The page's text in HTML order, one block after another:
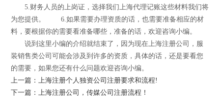
5.财务人员的上岗证，选择我们上海代理记账这些材料我们将
为您提供。 6.如果需要办理资质的话，也需要准备相应的材
料，要根据你的需要看准备哪些，准备的话，欢迎咨询小编。
说到这里小编的介绍就结束了，因为现在上海注册公司，服
装销售类公司可能会涉及到许多的资质，具体的话，还是要看您
的需要，如果您还有什么问题欢迎咨询小编。
上一篇：上海注册个人独资公司注册要求和流程!
下一篇：上海注册公司，传媒公司注册流程！